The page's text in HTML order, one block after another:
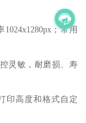
；常用
灵敏，耐磨损、寿
印高度和格式自定